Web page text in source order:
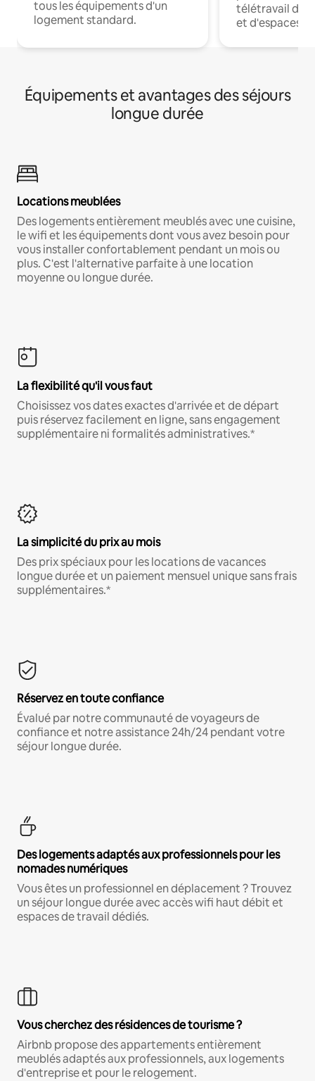
tous les équipements d'un
logement standard.
télétravail
et d'espaces
Équipements et avantages des séjours
longue durée
Locations meublées
Des logements entièrement meublés avec une cuisine,
le wifi et les équipements dont vous avez besoin pour
vous installer confortablement pendant un mois ou
plus. C'est l'alternative parfaite à une location
moyenne ou longue durée.
La flexibilité qu'il vous faut
Choisissez vos dates exactes d'arrivée et de départ
puis réservez facilement en ligne, sans engagement
supplémentaire ni formalités administratives.*
La simplicité du prix au mois
Des prix spéciaux pour les locations de vacances
longue durée et un paiement mensuel unique sans frais
supplémentaires.*
Réservez en toute confiance
Évalué par notre communauté de voyageurs de
confiance et notre assistance 24h/24 pendant votre
séjour longue durée.
Des logements adaptés aux professionnels pour les
nomades numériques
Vous êtes un professionnel en déplacement ? Trouvez
un séjour longue durée avec accès wifi haut débit et
espaces de travail dédiés.
Vous cherchez des résidences de tourisme ?
Airbnb propose des appartements entièrement
meublés adaptés aux professionnels, aux logements
d'entreprise et pour le relogement.